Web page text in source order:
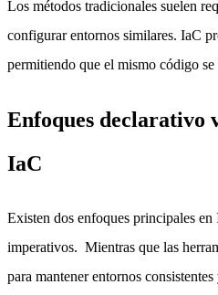
Los métodos tradicionales suelen
configurar entornos similares. IaC
permitiendo que el mismo código
Enfoques declarativo
IaC
Existen dos enfoques principales
imperativos. Mientras que las
para mantener entornos